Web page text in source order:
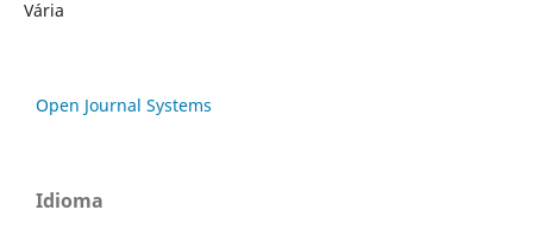
Vária
Open Journal Systems
Idioma